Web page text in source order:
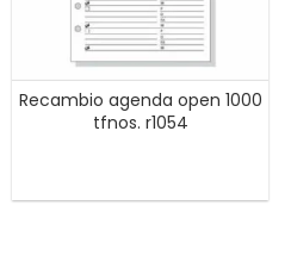
Recambio agenda open 1000
tfnos. r1054